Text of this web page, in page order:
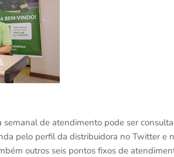
de atendimento pode ser
pelo perfil da distribuidora no Twitter e
outros seis pontos fixos de